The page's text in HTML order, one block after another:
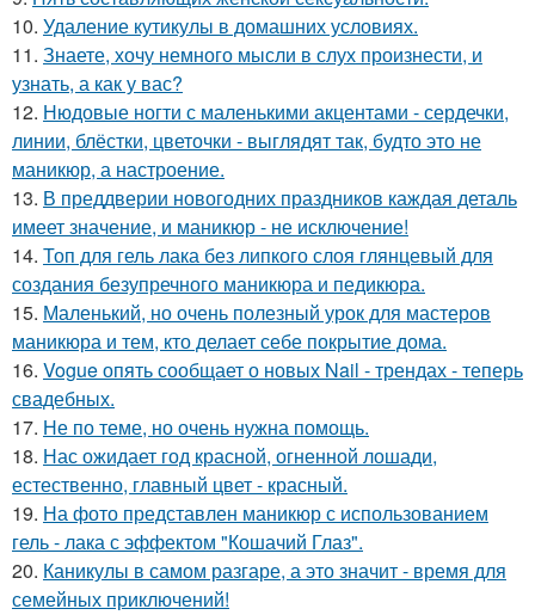
10. Удаление кутикулы в домашних условиях.
11. Знаете, хочу немного мысли в слух произнести, и
узнать, а как у вас?
12. Нюдовые ногти с маленькими акцентами - сердечки,
линии, блёстки, цветочки - выглядят так, будто это не
маникюр, а настроение.
13. В преддверии новогодних праздников каждая деталь
имеет значение, и маникюр - не исключение!
14. Топ для гель лака без липкого слоя глянцевый для
создания безупречного маникюра и педикюра.
15. Маленький, но очень полезный урок для мастеров
маникюра и тем, кто делает себе покрытие дома.
16. Vogue опять сообщает о новых Nail - трендах - теперь
свадебных.
17. Не по теме, но очень нужна помощь.
18. Нас ожидает год красной, огненной лошади,
естественно, главный цвет - красный.
19. На фото представлен маникюр с использованием
гель - лака с эффектом "Кошачий Глаз".
20. Каникулы в самом разгаре, а это значит - время для
семейных приключений!